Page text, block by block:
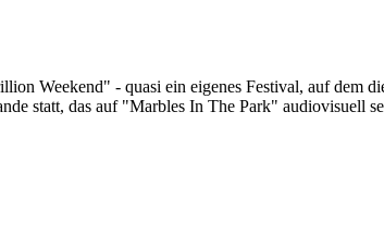
Weekend" - quasi ein eigenes Festival, auf dem
statt, das auf "Marbles In The Park" audiovisuell